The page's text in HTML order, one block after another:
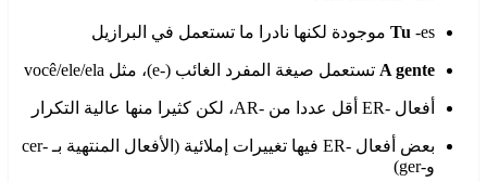
Tu -es موجودة لكنها نادرا ما تستعمل في البرازيل
A gente تستعمل صيغة المفرد الغائب (-e)، مثل você/ele/ela
أفعال -ER أقل عددا من -AR، لكن كثيرا منها عالية التكرار
بعض أفعال -ER فيها تغييرات إملائية (الأفعال المنتهية بـ -cer
و-ger)